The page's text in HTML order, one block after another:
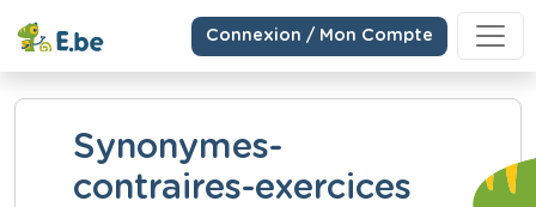
Connexion / Mon Compte
Synonymes-
contraires-exercices